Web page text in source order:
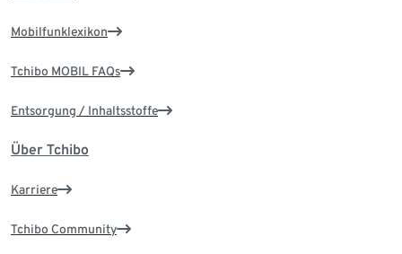
Mobilfunklexikon
Tchibo MOBIL FAQs
Entsorgung / Inhaltsstoffe
Über Tchibo
Karriere
Tchibo Community